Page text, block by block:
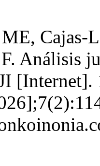
ME,
Análisis
[Internet].